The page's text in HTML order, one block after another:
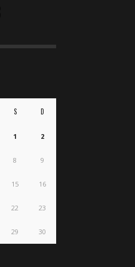
S D
1 2
8 9
15 16
22 23
29 30